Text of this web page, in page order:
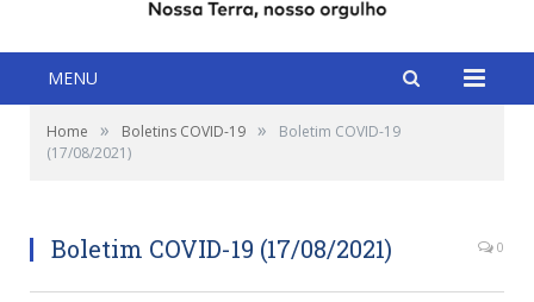
MENU
Home » Boletins COVID-19 »
Boletim COVID-19
(17/08/2021)
Boletim COVID-19 (17/08/2021) 0